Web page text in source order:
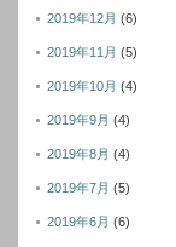
2019年12月 (6)
2019年11月 (5)
2019年10月 (4)
2019年9月 (4)
2019年8月 (4)
2019年7月 (5)
2019年6月 (6)